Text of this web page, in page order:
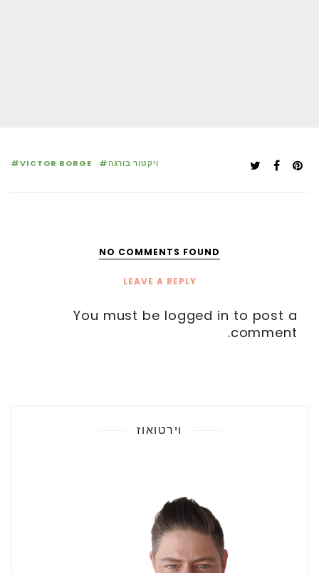
VICTOR BORGE ויקטור בורגה
NO COMMENTS FOUND
LEAVE A REPLY
You must be logged in to post a
comment.
וירטואוז